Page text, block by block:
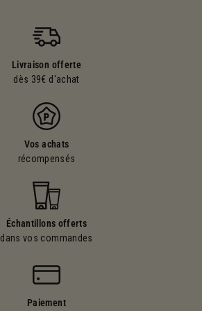
Livraison offerte
dès 39€ d'achat
Vos achats
récompensés
Échantillons offerts
dans vos commandes
Paiement